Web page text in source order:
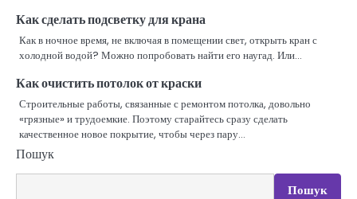
Как сделать подсветку для крана
Как в ночное время, не включая в помещении свет, открыть кран с
холодной водой? Можно попробовать найти его наугад. Или…
Как очистить потолок от краски
Строительные работы, связанные с ремонтом потолка, довольно
«грязные» и трудоемкие. Поэтому старайтесь сразу сделать
качественное новое покрытие, чтобы через пару…
Пошук
Пошук